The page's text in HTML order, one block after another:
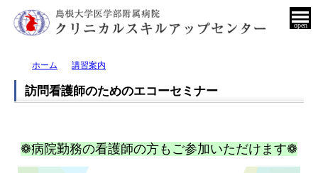
open
ホーム 講習案内
訪問看護師のためのエコーセミナー
❁病院勤務の看護師の方もご参加いただけます❁